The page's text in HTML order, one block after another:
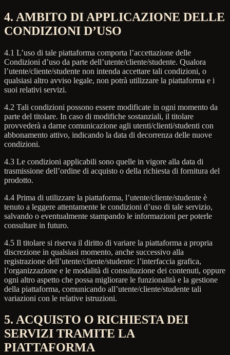
4. AMBITO DI APPLICAZIONE DELLE
CONDIZIONI D’USO
4.1 L’uso di tale piattaforma comporta l’accettazione delle
Condizioni d’uso da parte dell’utente/cliente/studente. Qualora
l’utente/cliente/studente non intenda accettare tali condizioni, o
qualsiasi altro avviso legale, non potrà utilizzare la piattaforma e i
suoi relativi servizi.
4.2 Tali condizioni possono essere modificate in ogni momento da
parte del titolare. In caso di modifiche sostanziali, il titolare
provvederà a darne comunicazione agli utenti/clienti/studenti con
abbonamento attivo, indicando la data di decorrenza delle nuove
condizioni.
4.3 Le condizioni applicabili sono quelle in vigore alla data di
trasmissione dell’ordine di acquisto o della richiesta di fornitura del
prodotto.
4.4 Prima di utilizzare la piattaforma, l’utente/cliente/studente è
tenuto a leggere attentamente le condizioni d’uso di tale servizio,
salvando o eventualmente stampando le informazioni per poterle
consultare in futuro.
4.5 Il titolare si riserva il diritto di variare la piattaforma a propria
discrezione in qualsiasi momento, anche successivo alla
registrazione dell’utente/cliente/studente: l’interfaccia grafica,
l’organizzazione e le modalità di consultazione dei contenuti, oppure
ogni altro aspetto che possa migliorare le funzionalità e la gestione
della piattaforma, comunicando all’utente/cliente/studente tali
variazioni con le relative istruzioni.
5. ACQUISTO O RICHIESTA DEI
SERVIZI TRAMITE LA
PIATTAFORMA